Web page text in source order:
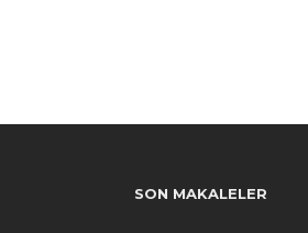
SON MAKALELER